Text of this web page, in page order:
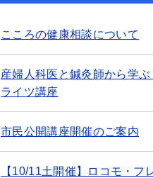
こころの健康相談について
産婦人科医と鍼灸師から学
ライツ講座
市民公開講座開催のご案内
【10/11土開催】ロコモ・フ